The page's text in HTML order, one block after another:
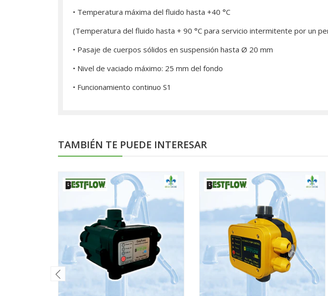
• Temperatura máxima del fluido hasta +40 °C
(Temperatura del fluido hasta + 90 °C para servicio intermitente por un
• Pasaje de cuerpos sólidos en suspensión hasta Ø 20 mm
• Nivel de vaciado máximo: 25 mm del fondo
• Funcionamiento continuo S1
TAMBIÉN TE PUEDE INTERESAR